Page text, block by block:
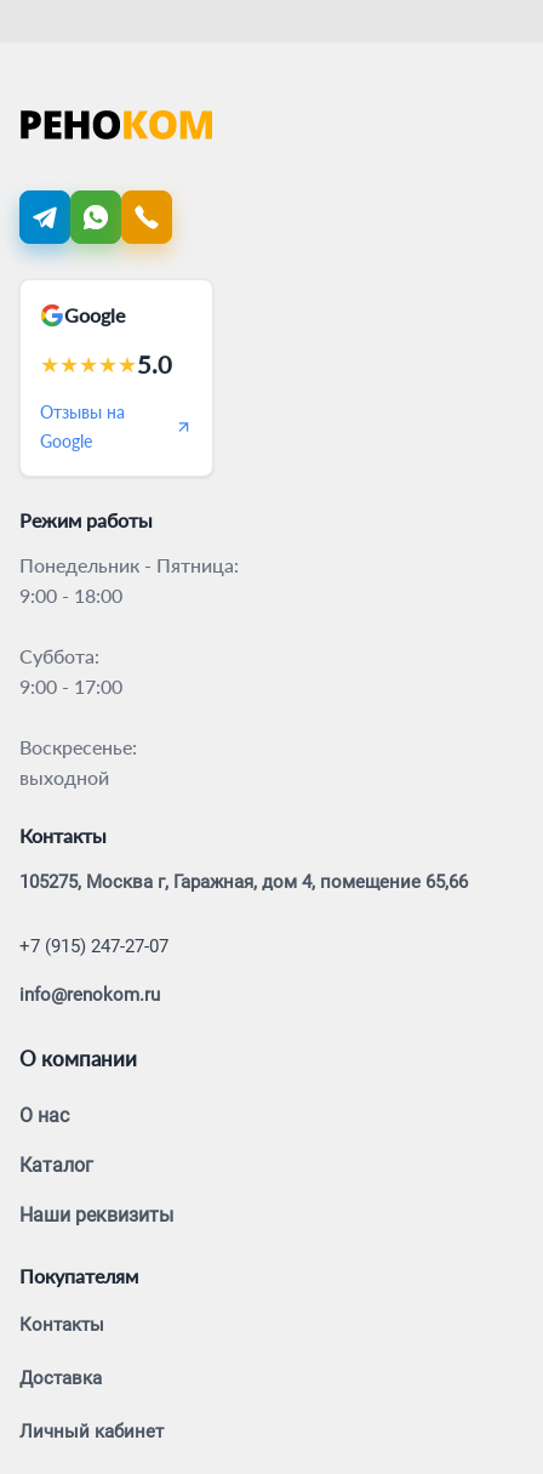
Google
★★★★★5.0
Отзывы на
Google
Режим работы
Понедельник - Пятница:
9:00 - 18:00
Суббота:
9:00 - 17:00
Воскресенье:
выходной
Контакты
105275, Москва г, Гаражная, дом 4, помещение 65,66
+7 (915) 247-27-07
info@renokom.ru
О компании
О нас
Каталог
Наши реквизиты
Покупателям
Контакты
Доставка
Личный кабинет